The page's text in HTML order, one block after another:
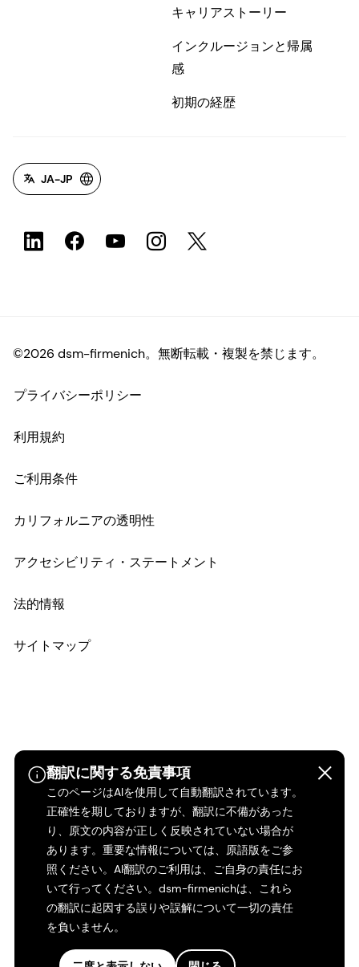
翻訳に関する免責事項
このページはAIを使用して自動翻訳されています。
正確性を期しておりますが、翻訳に不備があった
り、原文の内容が正しく反映されていない場合が
あります。重要な情報については、原語版をご参
照ください。AI翻訳のご利用は、ご自身の責任にお
いて行ってください。dsm-firmenichは、これら
の翻訳に起因する誤りや誤解について一切の責任
を負いません。
キャリアストーリー
インクルージョンと帰属
感
初期の経歴
JA-JP
©2026 dsm-firmenich。無断転載・複製を禁じます。
プライバシーポリシー
利用規約
ご利用条件
カリフォルニアの透明性
アクセシビリティ・ステートメント
法的情報
サイトマップ